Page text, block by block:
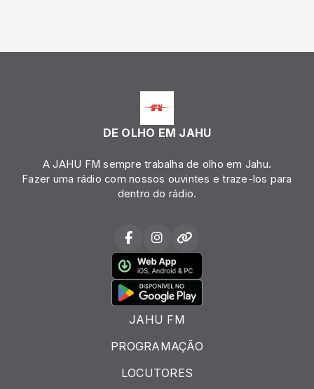
DE OLHO EM JAHU
A JAHU FM sempre trabalha de olho em Jahu.
Fazer uma rádio com nossos ouvintes e traze-los para
dentro do rádio.
JAHU FM
PROGRAMAÇÃO
LOCUTORES